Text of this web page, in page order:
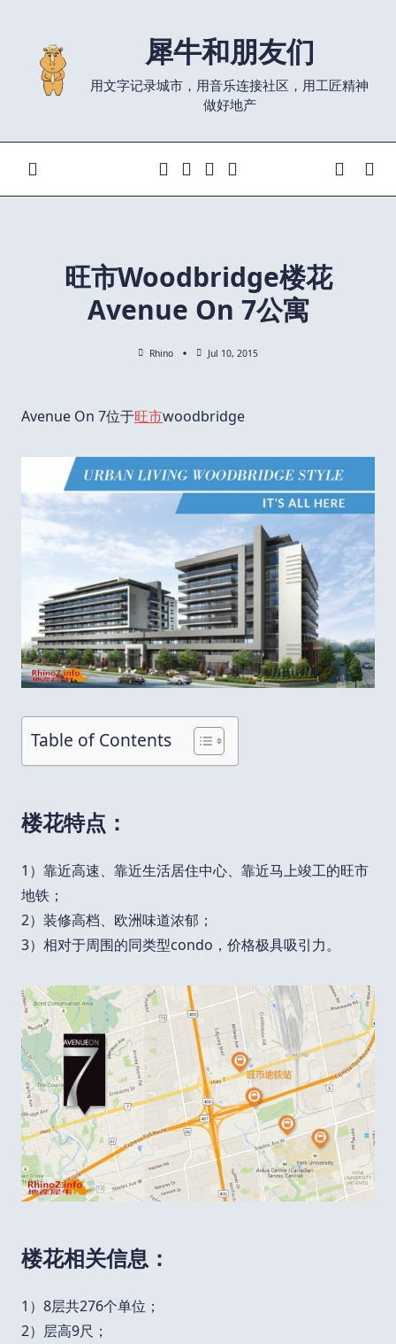
content
犀牛和朋友们
用文字记录城市，用音乐连接社区，用工匠精神
做好地产
旺市Woodbridge楼花
Avenue On 7公寓
Rhino Jul 10, 2015
Avenue On 7位于旺市woodbridge
Table of Contents
楼花特点：
1）靠近高速、靠近生活居住中心、靠近马上竣工的旺市
地铁；
2）装修高档、欧洲味道浓郁；
3）相对于周围的同类型condo，价格极具吸引力。
楼花相关信息：
1）8层共276个单位；
2）层高9尺；